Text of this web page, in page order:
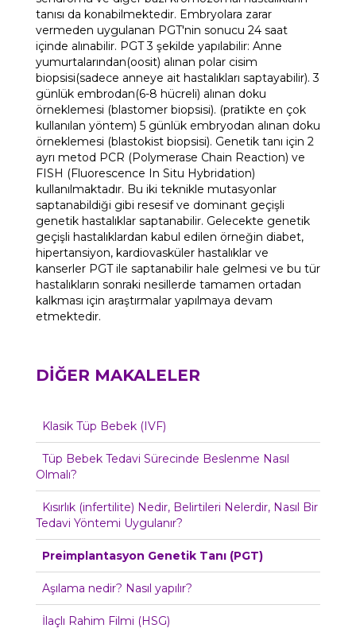
tanısı da konabilmektedir. Embryolara zarar
vermeden uygulanan PGT'nin sonucu 24 saat
içinde alınabilir. PGT 3 şekilde yapılabilir: Anne
yumurtalarından(oosit) alınan polar cisim
biopsisi(sadece anneye ait hastalıkları saptayabilir). 3
günlük embrodan(6-8 hücreli) alınan doku
örneklemesi (blastomer biopsisi). (pratikte en çok
kullanılan yöntem) 5 günlük embryodan alınan doku
örneklemesi (blastokist biopsisi). Genetik tanı için 2
ayrı metod PCR (Polymerase Chain Reaction) ve
FISH (Fluorescence In Situ Hybridation)
kullanılmaktadır. Bu iki teknikle mutasyonlar
saptanabildiği gibi resesif ve dominant geçişli
genetik hastalıklar saptanabilir. Gelecekte genetik
geçişli hastalıklardan kabul edilen örneğin diabet,
hipertansiyon, kardiovasküler hastalıklar ve
kanserler PGT ile saptanabilir hale gelmesi ve bu tür
hastalıkların sonraki nesillerde tamamen ortadan
kalkması için araştırmalar yapılmaya devam
etmektedir.
DİĞER MAKALELER
Klasik Tüp Bebek (IVF)
Tüp Bebek Tedavi Sürecinde Beslenme Nasıl
Olmalı?
Kısırlık (infertilite) Nedir, Belirtileri Nelerdir, Nasıl Bir
Tedavi Yöntemi Uygulanır?
Preimplantasyon Genetik Tanı (PGT)
Aşılama nedir? Nasıl yapılır?
İlaçlı Rahim Filmi (HSG)